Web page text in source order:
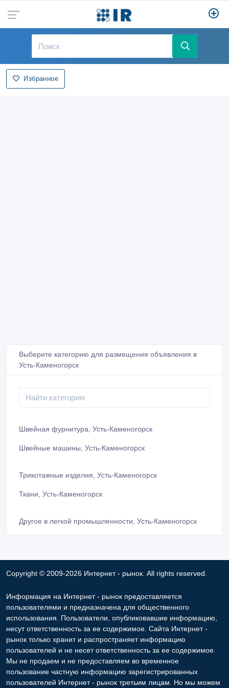
Избранное
Выберите категорию для размещения объявления в
Усть-Каменогорск
Швейная фурнитура, Усть-Каменогорск
Швейные машины, Усть-Каменогорск
Трикотажные изделия, Усть-Каменогорск
Ткани, Усть-Каменогорск
Другое в легкой промышленности, Усть-Каменогорск
Copyright © 2009-2026 Интернет - рынок. All rights reserved.
Информация на Интернет - рынок предоставляется
пользователями и предназначена для общественного
использования. Пользователи, опубликовавшие информацию,
несут ответственность за ее содержимое. Сайта Интернет -
рынок только хранит и распространяет информацию
пользователей и не несет ответственность за ее содержимое.
Мы не продаем и не предоставляем во временное
пользование частную информацию зарегистрированных
пользователей Интернет - рынок третьим лицам. Но мы можем